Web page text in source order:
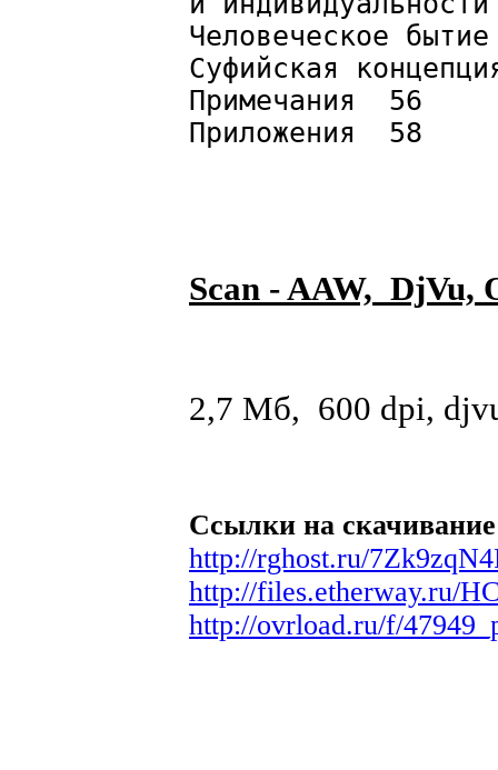
Человеческое
Суфийская
Примечания 56
Приложения 58
Scan - AAW, DjVu,
2,7 Мб, 600 dpi,
Ссылки на
http://rghost.ru/
http://files.etherway.ru/
http://ovrload.ru/f/